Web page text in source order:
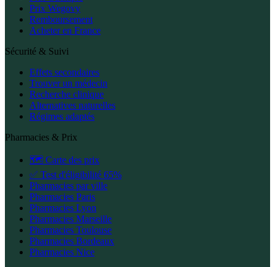
Prix Wegovy
Remboursement
Acheter en France
Sécurité & Suivi
Effets secondaires
Trouver un médecin
Recherche clinique
Alternatives naturelles
Régimes adaptés
Pharmacies & Prix
🗺️ Carte des prix
✅ Test d'éligibilité 65%
Pharmacies par ville
Pharmacies Paris
Pharmacies Lyon
Pharmacies Marseille
Pharmacies Toulouse
Pharmacies Bordeaux
Pharmacies Nice